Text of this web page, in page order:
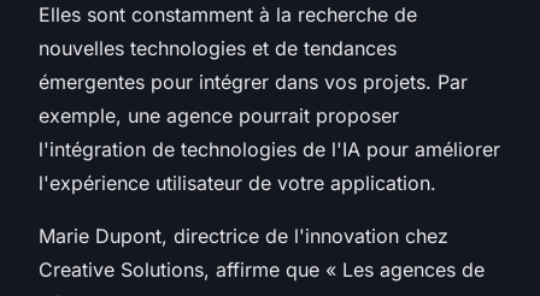
Elles sont constamment à la recherche de
nouvelles technologies et de tendances
émergentes pour intégrer dans vos projets. Par
exemple, une agence pourrait proposer
l'intégration de technologies de l'IA pour améliorer
l'expérience utilisateur de votre application.
Marie Dupont, directrice de l'innovation chez
Creative Solutions, affirme que « Les agences de